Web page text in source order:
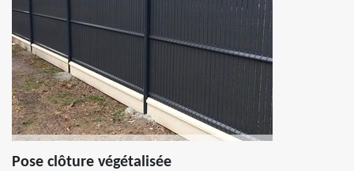
Pose clôture végétalisée